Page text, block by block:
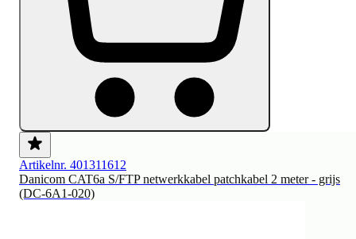
Artikelnr. 401311612
Danicom CAT6a S/FTP netwerkkabel patchkabel 2 meter - grijs
(DC-6A1-020)